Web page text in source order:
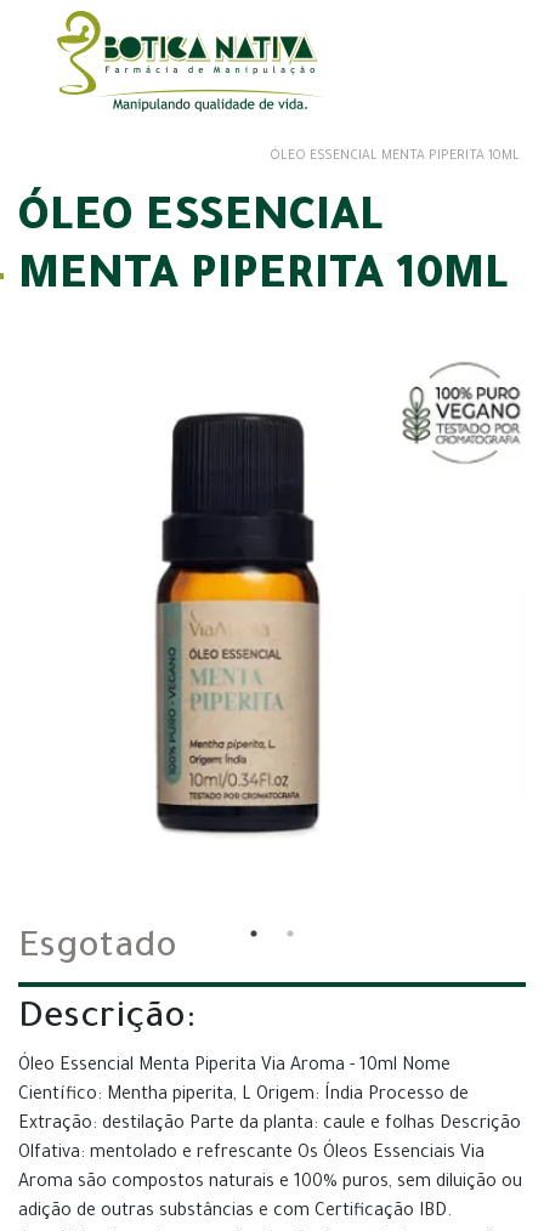
ÓLEO ESSENCIAL MENTA PIPERITA 10ML
ÓLEO ESSENCIAL
MENTA PIPERITA 10ML
Esgotado
Descrição:
Óleo Essencial Menta Piperita Via Aroma - 10ml Nome
Científico: Mentha piperita, L Origem: Índia Processo de
Extração: destilação Parte da planta: caule e folhas Descrição
Olfativa: mentolado e refrescante Os Óleos Essenciais Via
Aroma são compostos naturais e 100% puros, sem diluição ou
adição de outras substâncias e com Certificação IBD.